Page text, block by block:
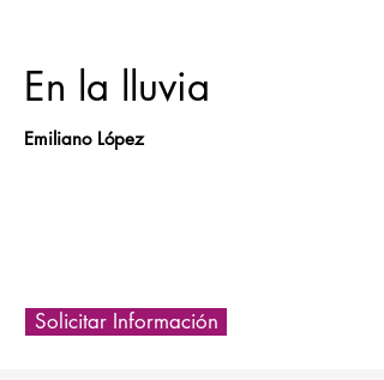
En la lluvia
Emiliano López
Solicitar Información